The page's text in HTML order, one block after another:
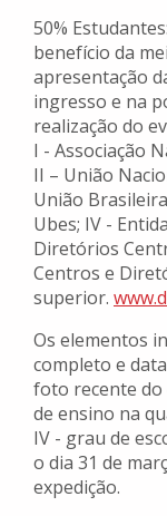
50%
benefício da
apresentação
ingresso e na
realização do
I - Associação
II – União
União
Ubes; IV -
Diretórios
Centros e
superior.
Os elementos
completo e
foto recente do
de ensino na
IV - grau de
o dia 31 de
expedição.